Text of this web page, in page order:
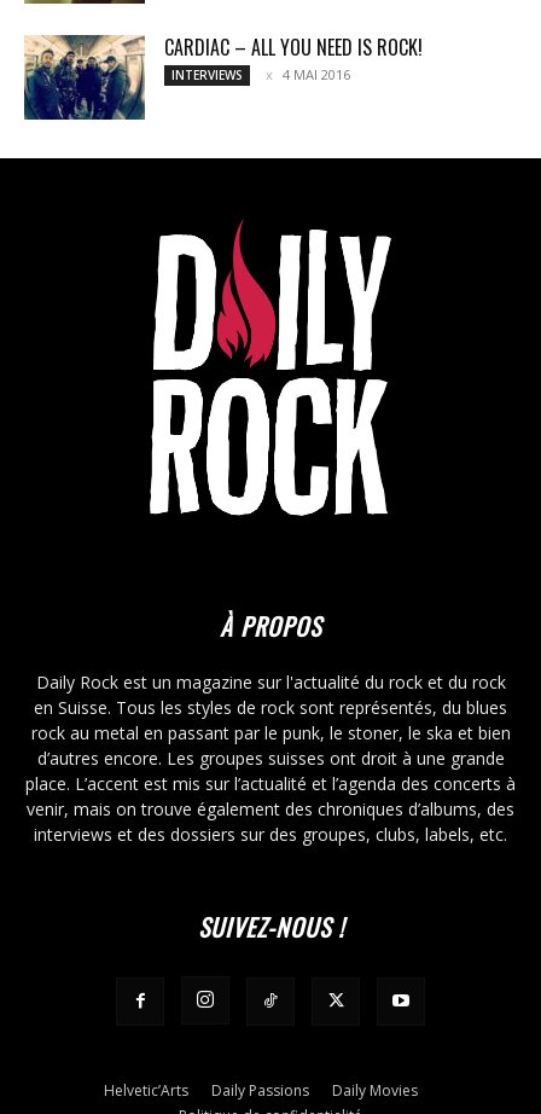
CARDIAC – ALL YOU NEED IS ROCK!
INTERVIEWS 4 MAI 2016
À PROPOS
Daily Rock est un magazine sur l'actualité du rock et du rock
en Suisse. Tous les styles de rock sont représentés, du blues
rock au metal en passant par le punk, le stoner, le ska et bien
d’autres encore. Les groupes suisses ont droit à une grande
place. L’accent est mis sur l’actualité et l’agenda des concerts à
venir, mais on trouve également des chroniques d’albums, des
interviews et des dossiers sur des groupes, clubs, labels, etc.
SUIVEZ-NOUS !
Helvetic’Arts Daily Passions
Daily Movies